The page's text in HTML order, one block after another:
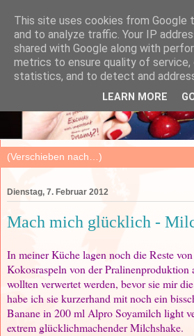
Dienstag, 7. Februar 2012
Mach mich glücklich -
In meiner Küche lagen noch die Reste
Kokosraspeln von der Pralinenproduktion
wollten verwertet werden, bevor sie mir
habe ich sie kurzerhand mit noch ein
Banane in 200 ml Alpro Soyamilch light
extrem glücklichmachender Milchshake.
This site uses cookies from Google
and to analyze traffic. Your IP
shared with Google along with
metrics to ensure quality of service,
statistics, and to detect and
LEARN MORE